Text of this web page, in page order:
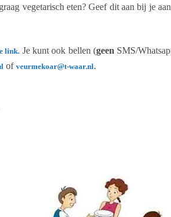
vegetarisch eten? Geef dit aan bij je
link. Je kunt ook bellen (geen SMS/
of veurmekoar@t-waar.nl.